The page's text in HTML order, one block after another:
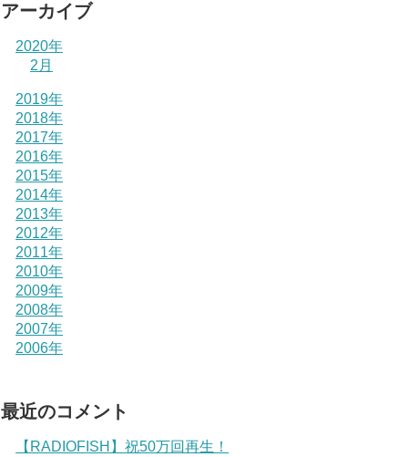
アーカイブ
2020年
2月
2019年
2018年
2017年
2016年
2015年
2014年
2013年
2012年
2011年
2010年
2009年
2008年
2007年
2006年
最近のコメント
【RADIOFISH】祝50万回再生！